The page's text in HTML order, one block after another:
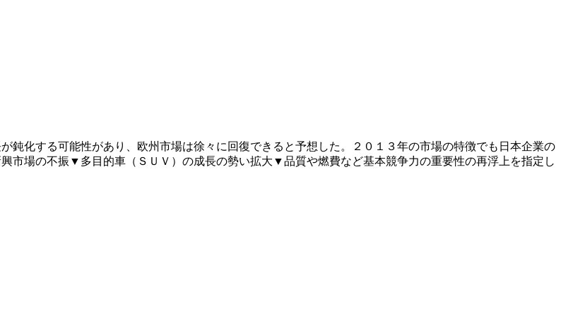
鈍化する可能性があり、欧州市場は徐々に回復できると予想した。２０１３年の市場の特徴でも日本企業の
場の不振▼多目的車（ＳＵＶ）の成長の勢い拡大▼品質や燃費など基本競争力の重要性の再浮上を指定し